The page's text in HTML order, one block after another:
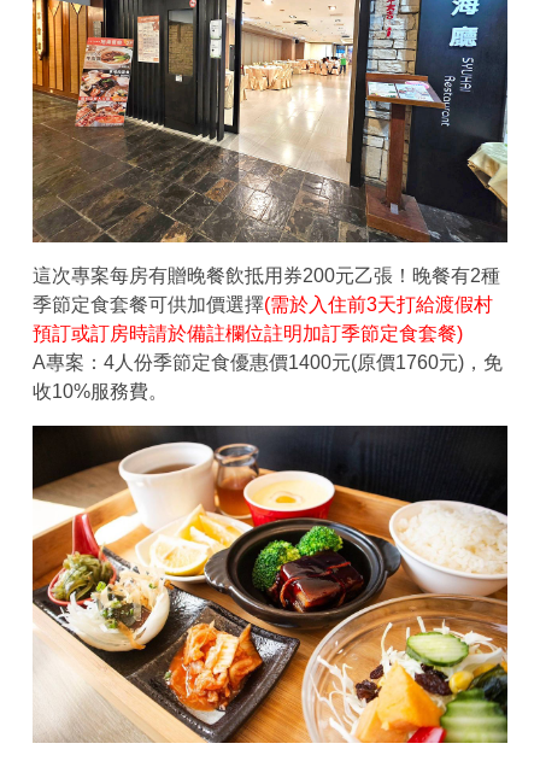
這次專案每房有贈晚餐飲抵用券200元乙張！晚餐有2種
季節定食套餐可供加價選擇(需於入住前3天打給渡假村
預訂或訂房時請於備註欄位註明加訂季節定食套餐)
A專案：4人份季節定食優惠價1400元(原價1760元)，免
收10%服務費。